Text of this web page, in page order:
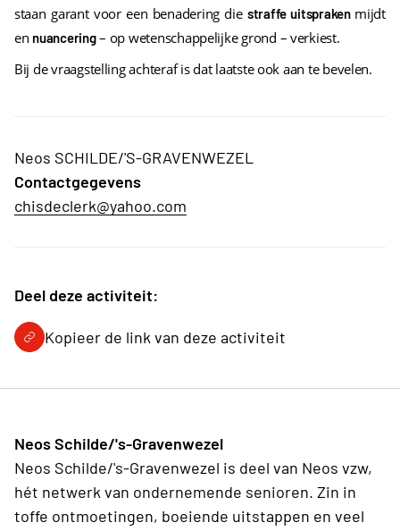
staan garant voor een benadering die straffe uitspraken mijdt
en nuancering– op wetenschappelijke grond – verkiest.
Bij de vraagstelling achteraf is dat laatste ook aan te bevelen.
Neos SCHILDE/'S-GRAVENWEZEL
Contactgegevens
chisdeclerk@yahoo.com
Deel deze activiteit:
Kopieer de link van deze activiteit
Neos Schilde/'s-Gravenwezel
Neos Schilde/'s-Gravenwezel is deel van Neos vzw,
hét netwerk van ondernemende senioren. Zin in
toffe ontmoetingen, boeiende uitstappen en veel